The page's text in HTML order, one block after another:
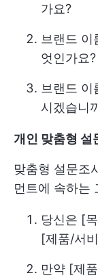
가요?
브랜드
엇인가요?
브랜드
시겠습니
개인 맞춤형 설
맞춤형 설문조
먼트에 속하는
당신은 [
[제품/서
만약 [제